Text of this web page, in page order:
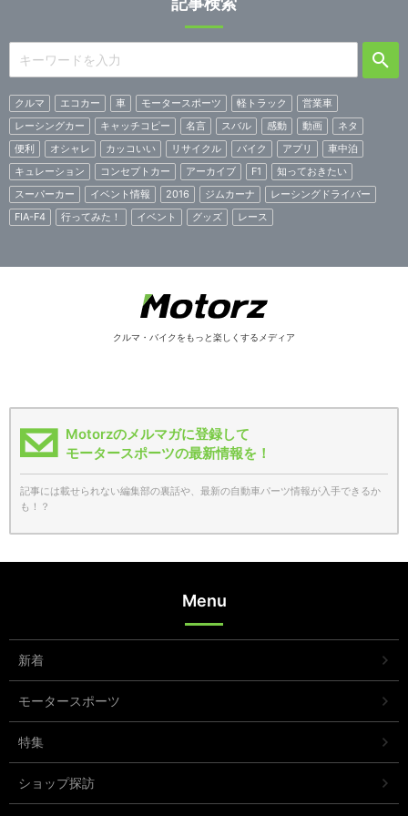
クルマ エコカー 車 モータースポーツ 軽トラック
営業車
レーシングカー
キャッチコピー 名言 スバル 感動 動画
ネタ
便利
オシャレ カッコいい リサイクル バイク アプリ
車中泊
キュレーション
コンセプトカー アーカイブ F1
知っておきたい
スーパーカー
イベント情報 2016 ジムカーナ
レーシングドライバー
FIA-F4
行ってみた！ イベント グッズ レース
クルマ・バイクをもっと楽しくするメディア
Motorzのメルマガに登録して
モータースポーツの最新情報を！
記事には載せられない編集部の裏話や、最新の自動車パーツ情報が入手できるか
も！？
Menu
新着
モータースポーツ
特集
ショップ探訪